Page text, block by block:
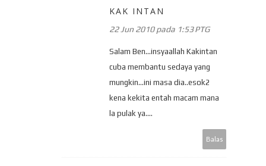
KAK INTAN
22 Jun 2010 pada 1:53 PTG
Salam Ben...insyaallah Kakintan
cuba membantu sedaya yang
mungkin...ini masa dia..esok2
kena kekita entah macam mana
la pulak ya....
Balas